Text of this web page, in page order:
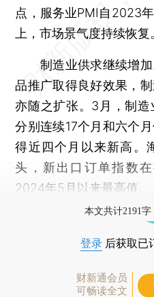
点，服务业PMI自2023
上，市场景气度持续恢复
制造业供求继续增加
品推广取得良好效果，
亦随之扩张。3月，制
分别连续17个月和六个
得近四个月以来新高。
头，新出口订单指数
2024年5月以来最高值。
本文共计2191
登录 后获取已
财新通会员
可畅读全文